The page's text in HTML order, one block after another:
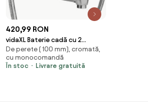
420,99 RON
vidaXL Baterie cadă cu 2
robinete + Deviator duș de
mână Chrome Retro
De perete ( 100 mm), cromată,
cu monocomandă
În stoc
Livrare gratuită